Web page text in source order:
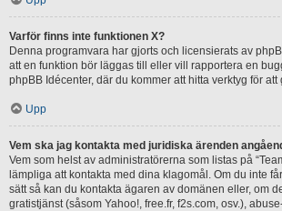
Varför finns inte funktionen X?
Denna programvara har gjorts och licensierats av
att en funktion bör läggas till eller vill rapportera en
phpBB Idécenter, där du kommer att hitta verktyg för att
Upp
Vem ska jag kontakta med juridiska ärenden
Vem som helst av administratörerna som listas på
lämpliga att kontakta med dina klagomål. Om du inte
sätt så kan du kontakta ägaren av domänen eller, om
gratistjänst (såsom Yahoo!, free.fr, f2s.com, osv.),